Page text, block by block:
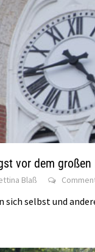
vor dem großen
Blaß
sich selbst und